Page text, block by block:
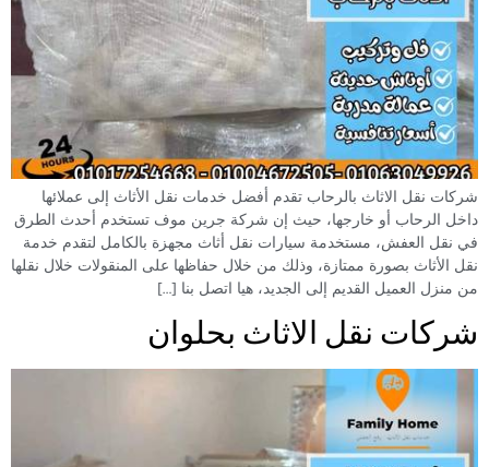
شركات نقل الاثاث بالرحاب تقدم أفضل خدمات نقل الأثاث إلى عملائها
داخل الرحاب أو خارجها، حيث إن شركة جرين موف تستخدم أحدث الطرق
في نقل العفش، مستخدمة سيارات نقل أثاث مجهزة بالكامل لتقدم خدمة
نقل الأثاث بصورة ممتازة، وذلك من خلال حفاظها على المنقولات خلال نقلها
من منزل العميل القديم إلى الجديد، هيا اتصل بنا […]
شركات نقل الاثاث بحلوان